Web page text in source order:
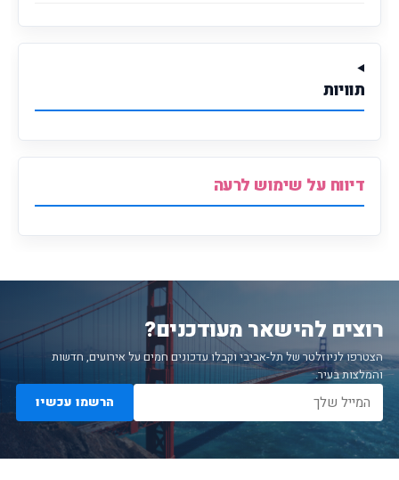
תוויות
דיווח על שימוש לרעה
רוצים להישאר מעודכנים?
הצטרפו לניוזלטר של תל-אביבי וקבלו עדכונים חמים על אירועים, חדשות
והמלצות בעיר.
הרשמו עכשיו